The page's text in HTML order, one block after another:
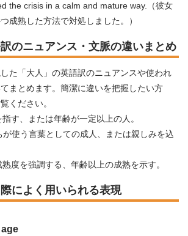
the crisis in a calm and mature way.（彼女
成熟した方法で対処しました。）
のニュアンス・文脈の違いまとめ
た「大人」の英語訳のニュアンスや使われ
まとめます。簡潔に違いを把握したい方
ください。
す、または年齢が一定以上の人。
使う言葉としての成人、または親しみを込
度を強調する、年齢以上の成熟を示す。
際によく用いられる表現